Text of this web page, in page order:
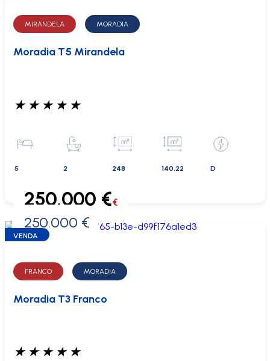
MIRANDELA MORADIA
Moradia T5 Mirandela
★ ★ ★ ★ ★
5 2 248 140.22 D
0 €
250.000 €€
250.000 €
VENDA
FRANCO MORADIA
Moradia T3 Franco
★ ★ ★ ★ ★